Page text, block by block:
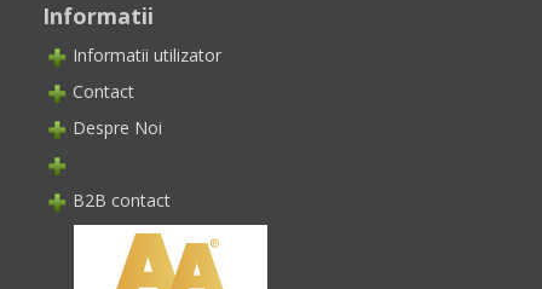
Informatii
Informatii utilizator
Contact
Despre Noi
B2B contact